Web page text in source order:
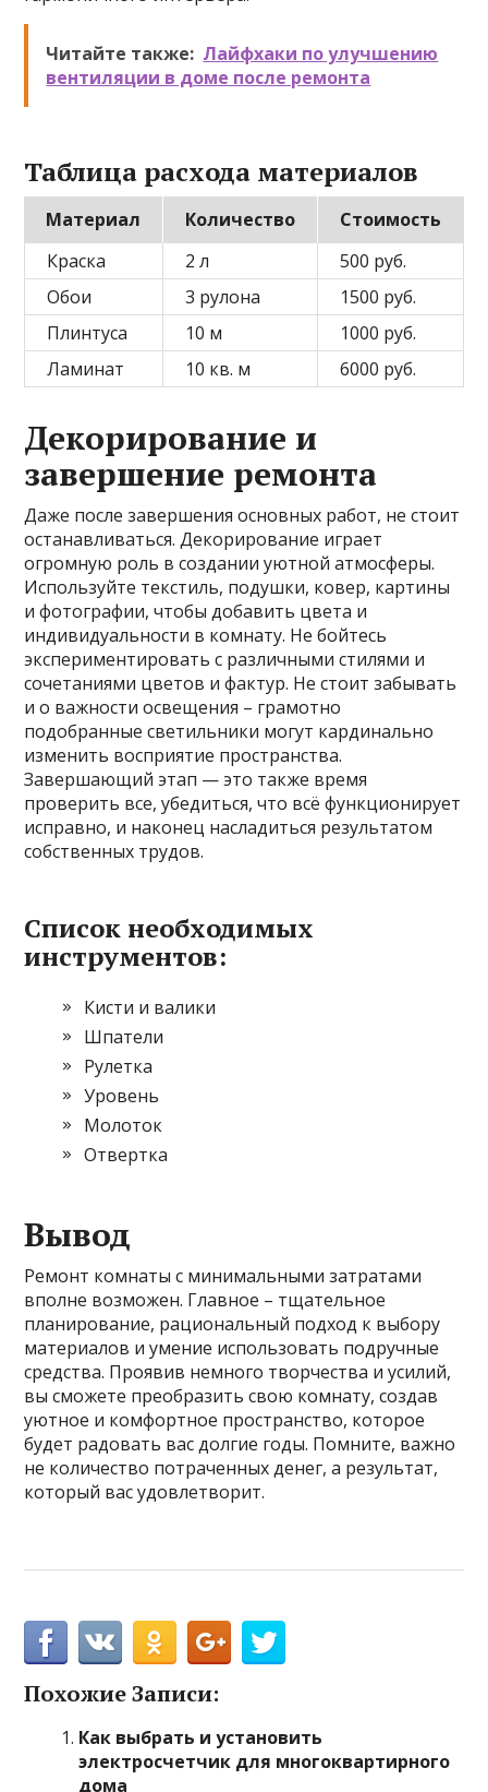
Читайте также: Лайфхаки по улучшению
вентиляции в доме после ремонта
Таблица расхода материалов
Материал Количество
Стоимость
Краска
2 л
500 руб.
Обои
3 рулона
1500 руб.
Плинтуса
10 м
1000 руб.
Ламинат
10 кв. м 6000 руб.
Декорирование и
завершение ремонта
Даже после завершения основных работ, не стоит
останавливаться. Декорирование играет
огромную роль в создании уютной атмосферы.
Используйте текстиль, подушки, ковер, картины
и фотографии, чтобы добавить цвета и
индивидуальности в комнату. Не бойтесь
экспериментировать с различными стилями и
сочетаниями цветов и фактур. Не стоит забывать
и о важности освещения – грамотно
подобранные светильники могут кардинально
изменить восприятие пространства.
Завершающий этап — это также время
проверить все, убедиться, что всё функционирует
исправно, и наконец насладиться результатом
собственных трудов.
Список необходимых
инструментов:
Кисти и валики
Шпатели
Рулетка
Уровень
Молоток
Отвертка
Вывод
Ремонт комнаты с минимальными затратами
вполне возможен. Главное – тщательное
планирование, рациональный подход к выбору
материалов и умение использовать подручные
средства. Проявив немного творчества и усилий,
вы сможете преобразить свою комнату, создав
уютное и комфортное пространство, которое
будет радовать вас долгие годы. Помните, важно
не количество потраченных денег, а результат,
который вас удовлетворит.
Похожие Записи:
Как выбрать и установить
электросчетчик для многоквартирного
дома